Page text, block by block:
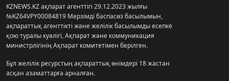
KZNEWS.KZ ақпарат агенттігі 29.12.2023 жылғы
№KZ64VPY00084819 Мерзімді баспасөз басылымын,
ақпараттық агенттікті және желілік басылымды есепке
қою туралы куәлігі, Ақпарат және коммуникация
министрлігінің Ақпарат комитетімен берілген.
Бұл желілік ресурстың ақпараттық өнімдері 18 жастан
асқан азаматтарға арналған.